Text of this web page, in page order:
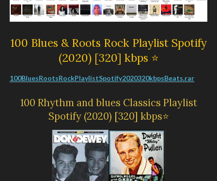
100 Blues & Roots Rock Playlist Spotify
(2020) [320] kbps ⭐
100BluesRootsRockPlaylistSpotify2020320kbpsBeats.rar
100 Rhythm and blues Classics Playlist
Spotify (2020) [320] kbps⭐